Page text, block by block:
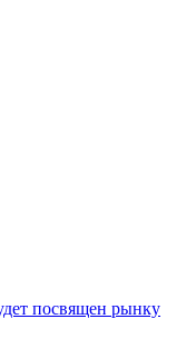
посвящен рынку